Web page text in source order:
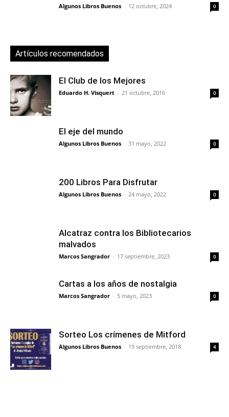
Algunos Libros Buenos - 12 octubre, 2024 0
Artículos recomendados
El Club de los Mejores
Eduardo H. Visquert - 21 octubre, 2016 0
El eje del mundo
Algunos Libros Buenos - 31 mayo, 2022 0
200 Libros Para Disfrutar
Algunos Libros Buenos - 24 mayo, 2022 0
Alcatraz contra los Bibliotecarios
malvados
Marcos Sangrador - 17 septiembre, 2023 0
Cartas a los años de nostalgia
Marcos Sangrador - 5 mayo, 2023 0
Sorteo Los crímenes de Mitford
Algunos Libros Buenos - 19 septiembre, 2018 4